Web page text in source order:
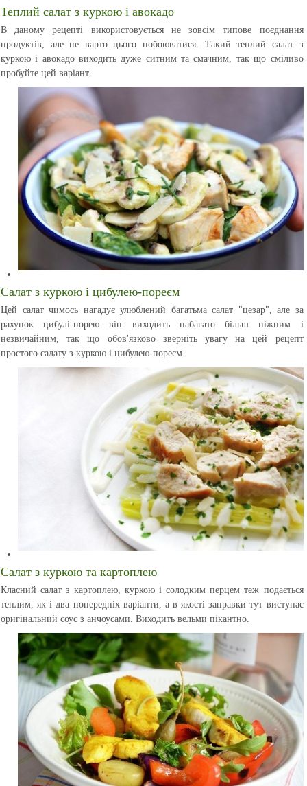
Теплий салат з куркою і авокадо
В даному рецепті використовується не зовсім типове поєднання
продуктів, але не варто цього побоюватися. Такий теплий салат з
куркою і авокадо виходить дуже ситним та смачним, так що сміливо
пробуйте цей варіант.
Салат з куркою і цибулею-пореєм
Цей салат чимось нагадує улюблений багатьма салат "цезар", але за
рахунок цибулі-порею він виходить набагато більш ніжним і
незвичайним, так що обов'язково зверніть увагу на цей рецепт
простого салату з куркою і цибулею-пореєм.
Салат з куркою та картоплею
Класний салат з картоплею, куркою і солодким перцем теж подається
теплим, як і два попередніх варіанти, а в якості заправки тут виступає
оригінальний соус з анчоусами. Виходить вельми пікантно.